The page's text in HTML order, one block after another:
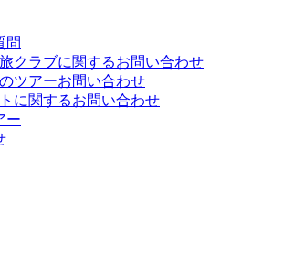
問
クラブに関するお問い合わせ
ツアーお問い合わせ
に関するお問い合わせ
ー